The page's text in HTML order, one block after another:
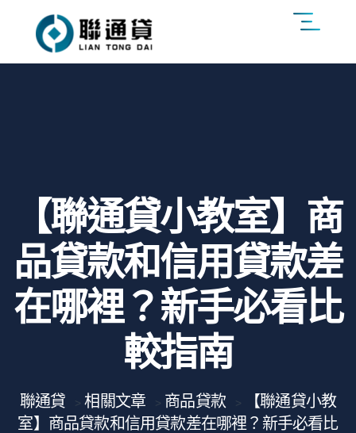
【聯通貸小教室】商
品貸款和信用貸款差
在哪裡？新手必看比
較指南
聯通貸 >相關文章 > 商品貸款 >
【聯通貸小教
室】商品貸款和信用貸款差在哪裡？新手必看比